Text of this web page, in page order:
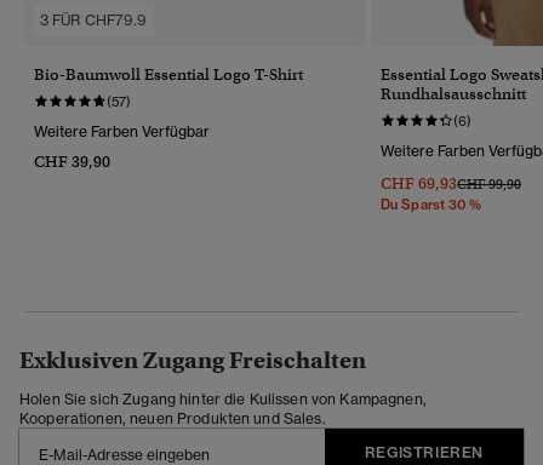
3 FÜR CHF79.9
Bio-Baumwoll Essential Logo T-Shirt
(57)
Weitere Farben Verfügbar
CHF 39,90
Essential Logo
Rundhalsausschnitt
(6)
Weitere Farben
CHF 69,93Preis Wurde
CHF 99,90Bis
Du Sparst 30 %
Exklusiven Zugang Freischalten
Holen Sie sich Zugang hinter die Kulissen von Kampagnen,
Kooperationen, neuen Produkten und Sales.
REGISTRIEREN